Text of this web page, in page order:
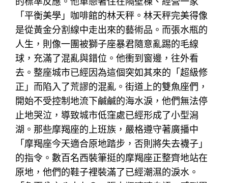
「平衡美學」咖啡館的林天秤。林天秤完美得像
是從黃金分割線中走出來的藝術品。而張水瓶的
人生，則像一團被獅子座暴君隨意亂踢的毛線
球，充滿了混亂與錯位。他衝到窗邊，往外看
去。整座城市已經因為這個突如其來的「超級修
正」而陷入了荒謬的混亂。街道上的雙魚座們，
開始不受控制地流下鹹鹹的海水淚，他們無法停
止地哭泣，導致城市低窪處已經形成了小型潟
湖。那些摩羯座的上班族，嚴格遵守著廣播中
「摩羯座今天適合原地踏步，否則將失去襪子」
的指令。數百名西裝筆挺的摩羯座正整齊地站在
原地，他們的鞋子裡裝滿了已經潮濕的淚水。